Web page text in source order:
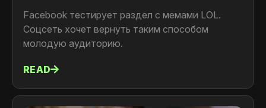
Facebook тестирует раздел с мемами LOL.
Соцсеть хочет вернуть таким способом
молодую аудиторию.
READ